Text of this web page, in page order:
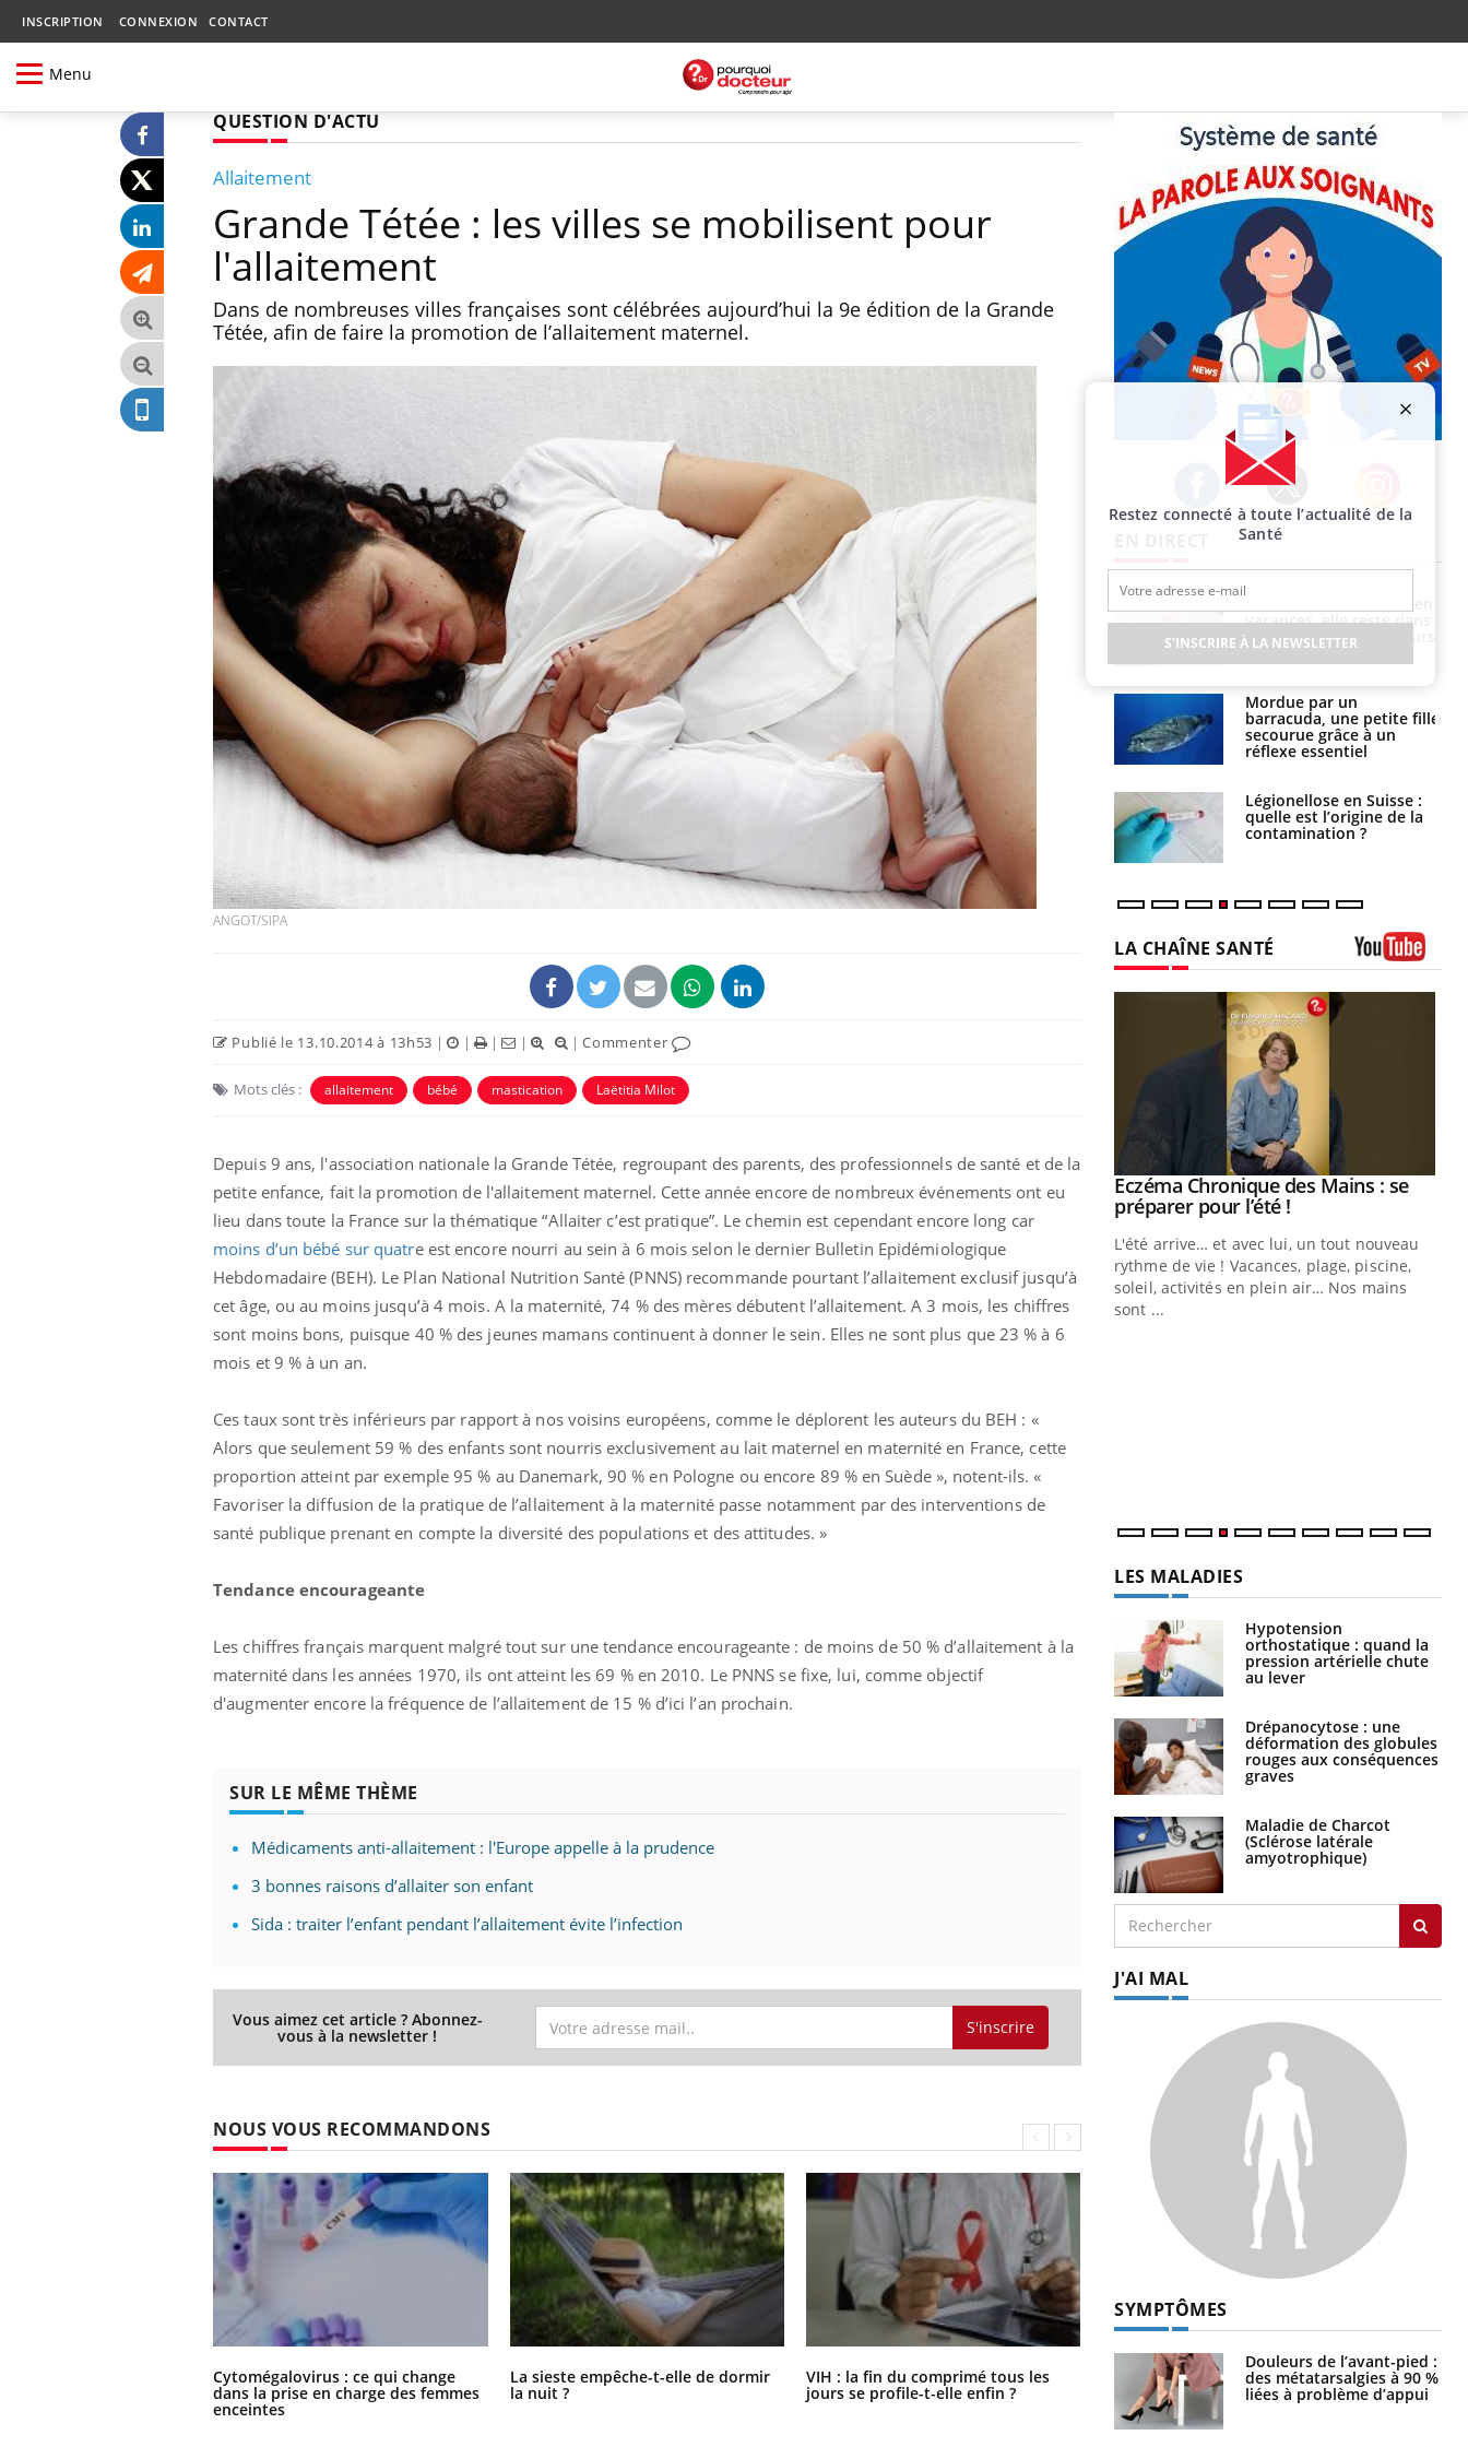
INSCRIPTION CONNEXION CONTACT
Menu
QUESTION D'ACTU
Allaitement
Grande Tétée : les villes se mobilisent pour
l'allaitement
Dans de nombreuses villes françaises sont célébrées aujourd’hui la 9e édition de la Grande
Tétée, afin de faire la promotion de l’allaitement maternel.
ANGOT/SIPA
Publié le 13.10.2014 à 13h53 | | | | |Commenter
Mots clés : allaitement bébé mastication Laëtitia Milot
Depuis 9 ans, l'association nationale la Grande Tétée, regroupant des parents, des professionnels de santé et de la
petite enfance, fait la promotion de l'allaitement maternel. Cette année encore de nombreux événements ont eu
lieu dans toute la France sur la thématique “Allaiter c’est pratique”. Le chemin est cependant encore long car
moins d’un bébé sur quatre est encore nourri au sein à 6 mois selon le dernier Bulletin Epidémiologique
Hebdomadaire (BEH). Le Plan National Nutrition Santé (PNNS) recommande pourtant l’allaitement exclusif jusqu’à
cet âge, ou au moins jusqu’à 4 mois. A la maternité, 74 % des mères débutent l’allaitement. A 3 mois, les chiffres
sont moins bons, puisque 40 % des jeunes mamans continuent à donner le sein. Elles ne sont plus que 23 % à 6
mois et 9 % à un an.
Ces taux sont très inférieurs par rapport à nos voisins européens, comme le déplorent les auteurs du BEH : «
Alors que seulement 59 % des enfants sont nourris exclusivement au lait maternel en maternité en France, cette
proportion atteint par exemple 95 % au Danemark, 90 % en Pologne ou encore 89 % en Suède », notent-ils. «
Favoriser la diffusion de la pratique de l’allaitement à la maternité passe notamment par des interventions de
santé publique prenant en compte la diversité des populations et des attitudes. »
Tendance encourageante
Les chiffres français marquent malgré tout sur une tendance encourageante : de moins de 50 % d’allaitement à la
maternité dans les années 1970, ils ont atteint les 69 % en 2010. Le PNNS se fixe, lui, comme objectif
d'augmenter encore la fréquence de l’allaitement de 15 % d’ici l’an prochain.
SUR LE MÊME THÈME
Médicaments anti-allaitement : l'Europe appelle à la prudence
3 bonnes raisons d’allaiter son enfant
Sida : traiter l’enfant pendant l’allaitement évite l’infection
Vous aimez cet article ? Abonnez-
vous à la newsletter ! S'inscrire
NOUS VOUS RECOMMANDONS
Cytomégalovirus : ce qui change
dans la prise en charge des femmes
enceintes
La sieste empêche-t-elle de dormir
la nuit ?
VIH : la fin du comprimé tous les
jours se profile-t-elle enfin ?
Pourquoi votre ventre gâche-t-il les
premiers jours de vos vacances ?
Facebook Twitter Instagram
Cytomégalovirus : ce qui
change dans la prise en
charge des femmes
enceintes
La sieste empêche-t-elle
de dormir la nuit ?
VIH : la fin du comprimé
tous les jours se profile-t-
elle enfin ?
Pourquoi votre ventre
gâche-t-il les premiers
jours de vos vacances ?
Fortes chaleurs :
pourquoi le risque de
noyade grimpe-t-il ?
Le Viagra pourrait-il
Pourquoi manger moins
de protéines pourrait
finalement être bénéfique
Grossesse et chaleur : ce
Le smartphone nuit-il à
l'apprentissage de la
lecture ?
vacances, elle reste dans
le coma pendant 42 jours
Mordue par un
barracuda, une petite fille
secourue grâce à un
réflexe essentiel
Légionellose en Suisse :
quelle est l’origine de la
contamination ?
LA CHAÎNE SANTÉ
Eczéma Chronique des Mains :
expliquer ma maladieYoutube
Il y a des sujets qui sont faciles à aborder...
d'autres non ! D'un côté, poser des
questions sur la maladie d'un proche c'est
Youtube
Carence en fer : comprendre pour
prévenirYoutube
Fatigue, irritabilité, brouillard mental ou
même alopécie… Les symptômes de la
carence en fer sont multiples ce qui la rend
...
Youtube
Insuline & Charge mentale : et si on
osait en parler??Youtube
En 2026, l'insuline dans le diabète de type 2
reste entourée d'idées reçues chez les
patients comme parfois chez les soignants.
Youtube
Eczéma Chronique des Mains : se
préparer pour l’été !Youtube
L'été arrive… et avec lui, un tout nouveau
rythme de vie ! Vacances, plage, piscine,
soleil, activités en plein air… Nos mains
sont ...
LES MALADIES
Hypotension
orthostatique : quand la
pression artérielle chute
au lever
Drépanocytose : une
déformation des globules
rouges aux conséquences
graves
Maladie de Charcot
(Sclérose latérale
amyotrophique)
J'AI MAL
SYMPTÔMES
Douleurs de l’avant-pied :
des métatarsalgies à 90 %
liées à problème d’appui
Restez connecté à toute l’actualité de la
Santé
S'INSCRIRE À LA NEWSLETTER